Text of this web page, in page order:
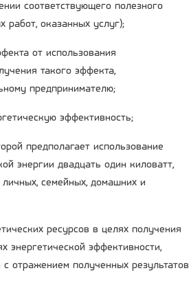
соответствующего полезного
работ, оказанных услуг);
от использования
такого эффекта,
предпринимателю;
эффективность;
предполагает использование
энергии двадцать один киловатт,
семейных, домашних и
ресурсов в целях получения
энергетической эффективности,
отражением полученных результатов